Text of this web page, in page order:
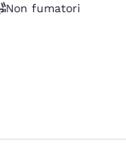
Non fumatori